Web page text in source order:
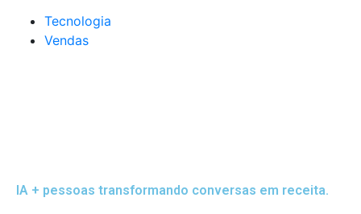
Tecnologia
Vendas
IA + pessoas transformando conversas em receita.